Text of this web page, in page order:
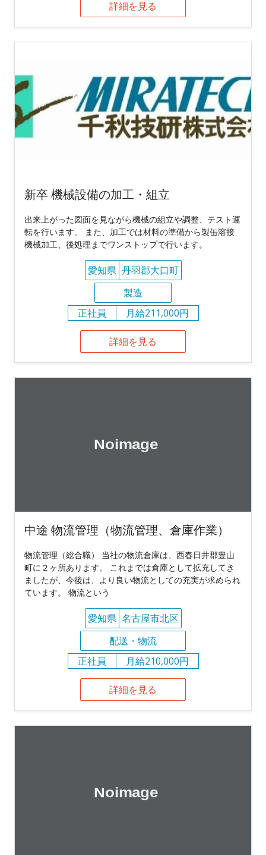
詳細を見る
新卒 機械設備の加工・組立
出来上がった図面を見ながら機械の組立や調整、テスト運
転を行います。 また、加工では材料の準備から製缶溶接
機械加工、後処理までワンストップで行います。
愛知県 丹羽郡大口町
製造
正社員
月給211,000円
詳細を見る
中途 物流管理（物流管理、倉庫作業）
物流管理（総合職） 当社の物流倉庫は、西春日井郡豊山
町に２ヶ所あります。 これまでは倉庫として拡充してき
ましたが、今後は、より良い物流としての充実が求められ
ています。 物流という
愛知県 名古屋市北区
配送・物流
正社員
月給210,000円
詳細を見る